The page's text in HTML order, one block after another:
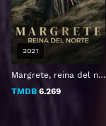
Margrete, reina del norte
TMDB 6.269
2021